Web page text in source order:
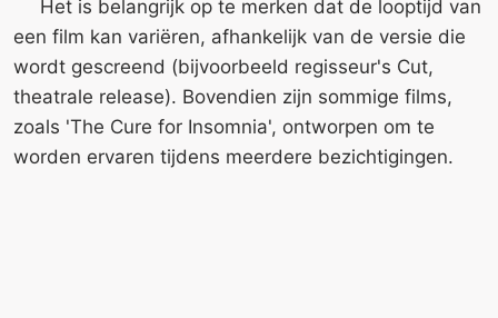
Het is belangrijk op te merken dat de looptijd van
een film kan variëren, afhankelijk van de versie die
wordt gescreend (bijvoorbeeld regisseur's Cut,
theatrale release). Bovendien zijn sommige films,
zoals 'The Cure for Insomnia', ontworpen om te
worden ervaren tijdens meerdere bezichtigingen.